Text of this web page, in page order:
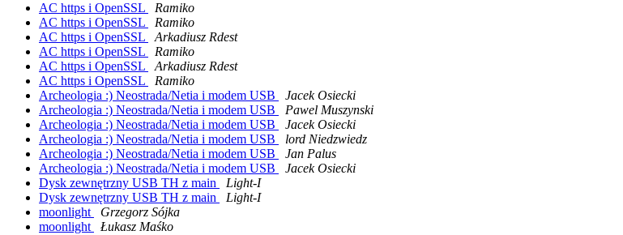
AC https i OpenSSL
Ramiko
AC https i OpenSSL
Ramiko
AC https i OpenSSL
Arkadiusz Rdest
AC https i OpenSSL
Ramiko
AC https i OpenSSL
Arkadiusz Rdest
AC https i OpenSSL
Ramiko
Archeologia :) Neostrada/Netia i modem USB
Jacek Osiecki
Archeologia :) Neostrada/Netia i modem USB
Pawel Muszynski
Archeologia :) Neostrada/Netia i modem USB
Jacek Osiecki
Archeologia :) Neostrada/Netia i modem USB
lord Niedzwiedz
Archeologia :) Neostrada/Netia i modem USB
Jan Palus
Archeologia :) Neostrada/Netia i modem USB
Jacek Osiecki
Dysk zewnętrzny USB TH z main
Light-I
Dysk zewnętrzny USB TH z main
Light-I
moonlight
Grzegorz Sójka
moonlight
Łukasz Maśko